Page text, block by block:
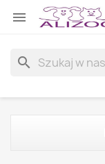

search